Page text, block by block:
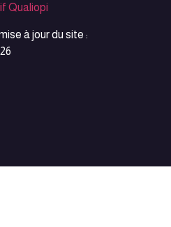
Qualiopi
à jour du site :